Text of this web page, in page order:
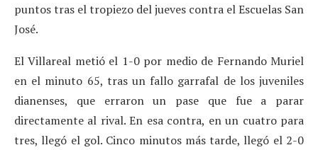
puntos tras el tropiezo del jueves contra el Escuelas San
José.
El Villareal metió el 1-0 por medio de Fernando Muriel
en el minuto 65, tras un fallo garrafal de los juveniles
dianenses, que erraron un pase que fue a parar
directamente al rival. En esa contra, en un cuatro para
tres, llegó el gol. Cinco minutos más tarde, llegó el 2-0